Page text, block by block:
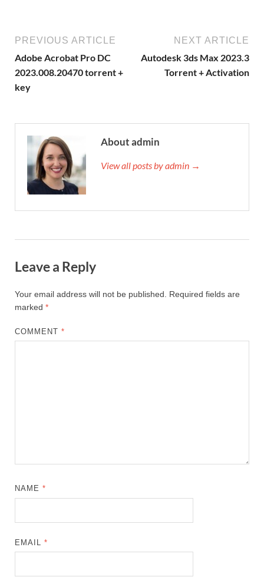
PREVIOUS ARTICLE
Adobe Acrobat Pro DC
2023.008.20470 torrent +
key
NEXT ARTICLE
Autodesk 3ds Max 2023.3
Torrent + Activation
About admin
View all posts by admin →
Leave a Reply
Your email address will not be published.
Required fields are
marked *
COMMENT*
NAME*
EMAIL*